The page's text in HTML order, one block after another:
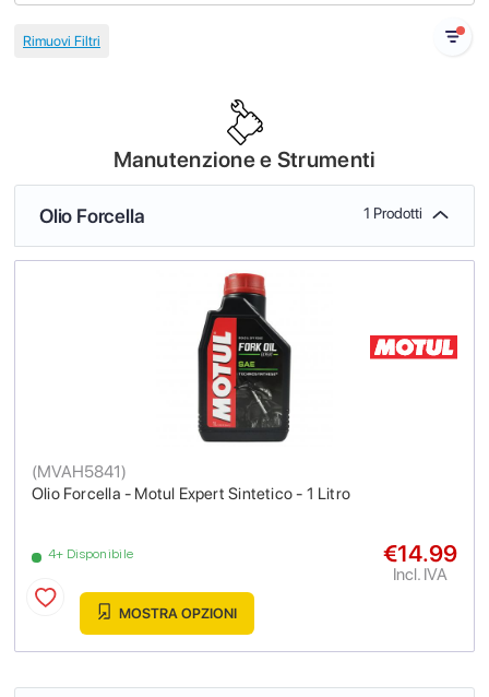
Manutenzione e Strumenti
Olio Forcella 1 Prodotti
Olio Forcella - Motul Expert Sintetico - 1 Litro
(MVAH5841)
4+ Disponibile €14.99
Incl. IVA
MOSTRA OPZIONI